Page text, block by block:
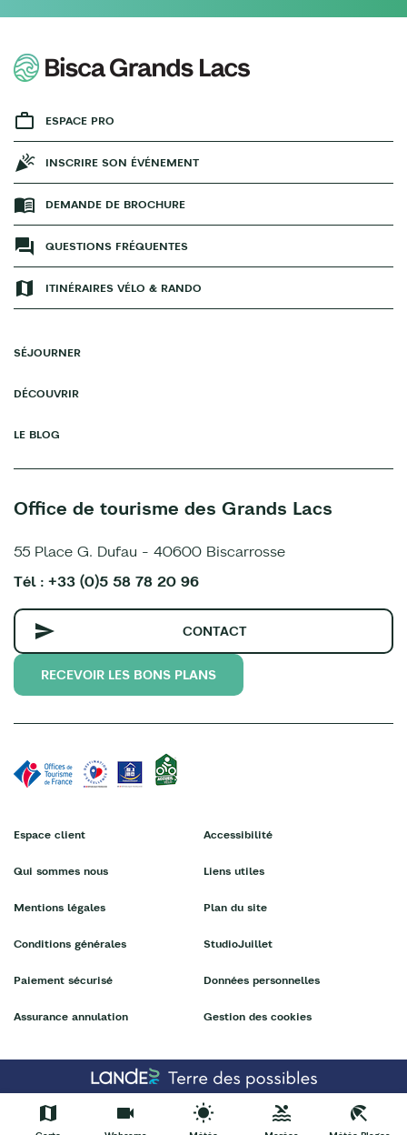
ESPACE PRO
INSCRIRE SON ÉVÉNEMENT
DEMANDE DE BROCHURE
QUESTIONS FRÉQUENTES
ITINÉRAIRES VÉLO & RANDO
SÉJOURNER
DÉCOUVRIR
LE BLOG
Office de tourisme des Grands Lacs
55 Place G. Dufau - 40600 Biscarrosse
Tél : +33 (0)5 58 78 20 96
CONTACT
RECEVOIR LES BONS PLANS
Espace client
Qui sommes nous
Mentions légales
Conditions générales
Paiement sécurisé
Assurance annulation
Accessibilité
Liens utiles
Plan du site
StudioJuillet
Données personnelles
Gestion des cookies